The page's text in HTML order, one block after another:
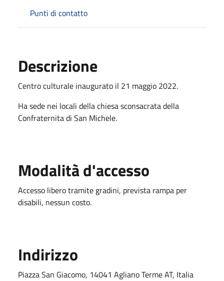
Punti di contatto
Descrizione
Centro culturale inaugurato il 21 maggio 2022.
Ha sede nei locali della chiesa sconsacrata della
Confraternita di San Michele.
Modalità d'accesso
Accesso libero tramite gradini, prevista rampa per
disabili, nessun costo.
Indirizzo
Piazza San Giacomo, 14041 Agliano Terme AT, Italia